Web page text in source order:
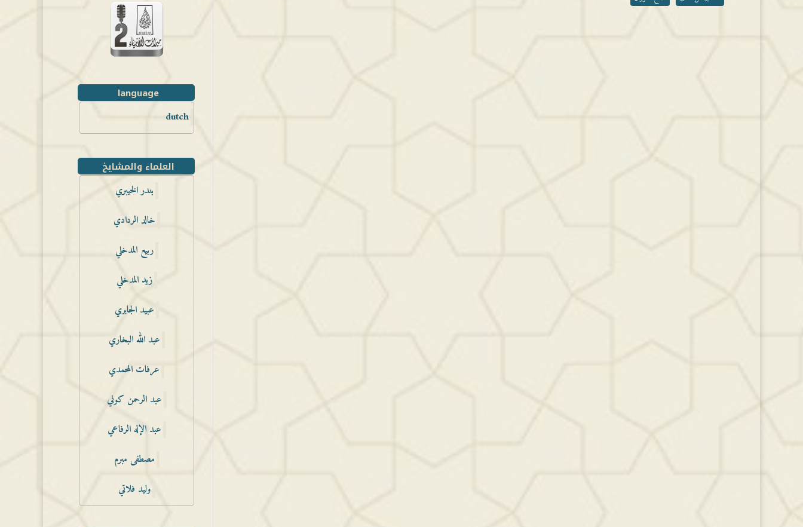
مستوى
language
dutch
العلماء والمشايخ
بندر الخيبري
خالد الردادي
ربيع المدخلي
زيد المدخلي
عبيد الجابري
عبد الله البخاري
عرفات المحمدي
عبد الرحمن كوني
عبد الإله الرفاعي
مصطفى مبرم
وليد فلاتي